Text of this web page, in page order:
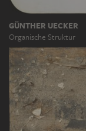
GÜNTHER UECKER
Organische Struktur